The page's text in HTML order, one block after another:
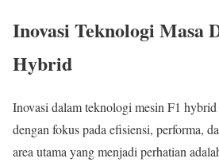
Inovasi Teknologi Masa
Hybrid
Inovasi dalam teknologi mesin F1
dengan fokus pada efisiensi, performa,
area utama yang menjadi perhatian